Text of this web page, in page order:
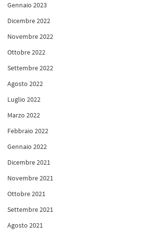
Gennaio 2023
Dicembre 2022
Novembre 2022
Ottobre 2022
Settembre 2022
Agosto 2022
Luglio 2022
Marzo 2022
Febbraio 2022
Gennaio 2022
Dicembre 2021
Novembre 2021
Ottobre 2021
Settembre 2021
Agosto 2021